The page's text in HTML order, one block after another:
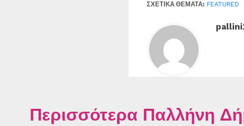
ΣΧΕΤΙΚΆ ΘΈΜΑΤΑ: FEATURED
Περισσότερα Παλλήνη